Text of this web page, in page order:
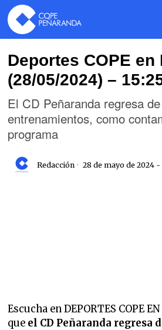
Deportes COPE en
(28/05/2024) –
El CD Peñaranda regresa
entrenamientos, como
programa
Redacción 28 de mayo de 2024 -
Escucha en DEPORTES COPE
que el CD Peñaranda regresa